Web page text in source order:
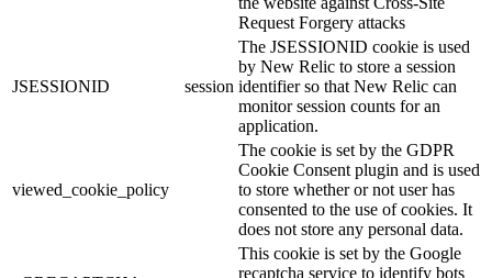
Request Forgery attacks
JSESSIONID session
The JSESSIONID cookie is used
by New Relic to store a session
identifier so that New Relic can
monitor session counts for an
application.
viewed_cookie_policy
The cookie is set by the GDPR
Cookie Consent plugin and is used
to store whether or not user has
consented to the use of cookies. It
does not store any personal data.
This cookie is set by the Google
recaptcha service to identify bots